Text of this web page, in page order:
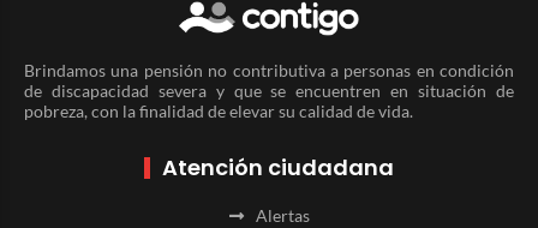
Brindamos una pensión no contributiva a personas en condición
de discapacidad severa y que se encuentren en situación de
pobreza, con la finalidad de elevar su calidad de vida.
Atención ciudadana
Alertas